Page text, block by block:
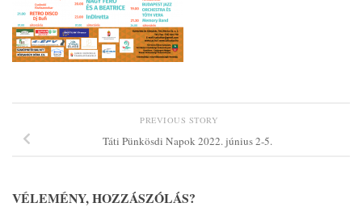
PREVIOUS STORY
Táti Pünkösdi Napok 2022. június 2-5.
VÉLEMÉNY, HOZZÁSZÓLÁS?